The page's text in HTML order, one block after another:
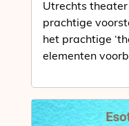
Utrechts
prachtige
het prachtige
elementen